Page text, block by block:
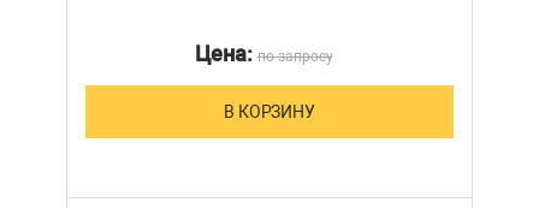
Цена:по запросу
В КОРЗИНУ